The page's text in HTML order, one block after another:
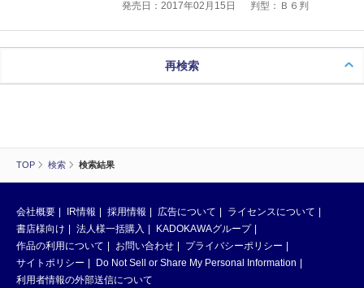
TOP 検索 検索結果
発売日：2017年02月15日
判型：Ｂ６判
再検索
会社概要 IR情報 採用情報 広告について
ライセンスについて
書店様向け
法人様一括購入
KADOKAWAグループ
作品の利用について
お問い合わせ
プライバシーポリシー
サイトポリシー
Do Not Sell or Share My Personal Information
利用者情報の外部送信について